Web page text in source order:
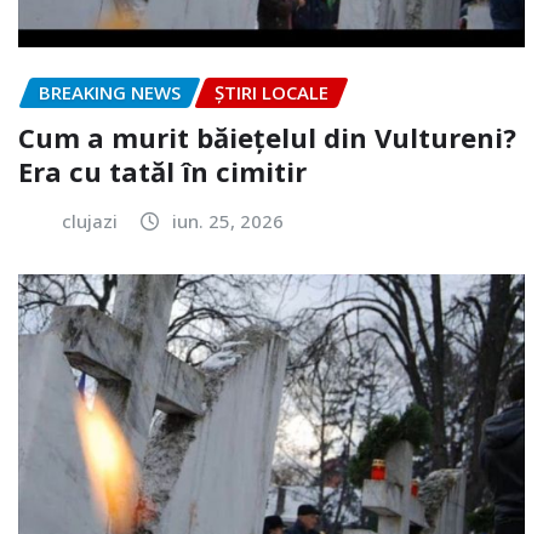
BREAKING NEWS ȘTIRI LOCALE
Cum a murit băiețelul din Vultureni?
Era cu tatăl în cimitir
clujazi iun. 25, 2026